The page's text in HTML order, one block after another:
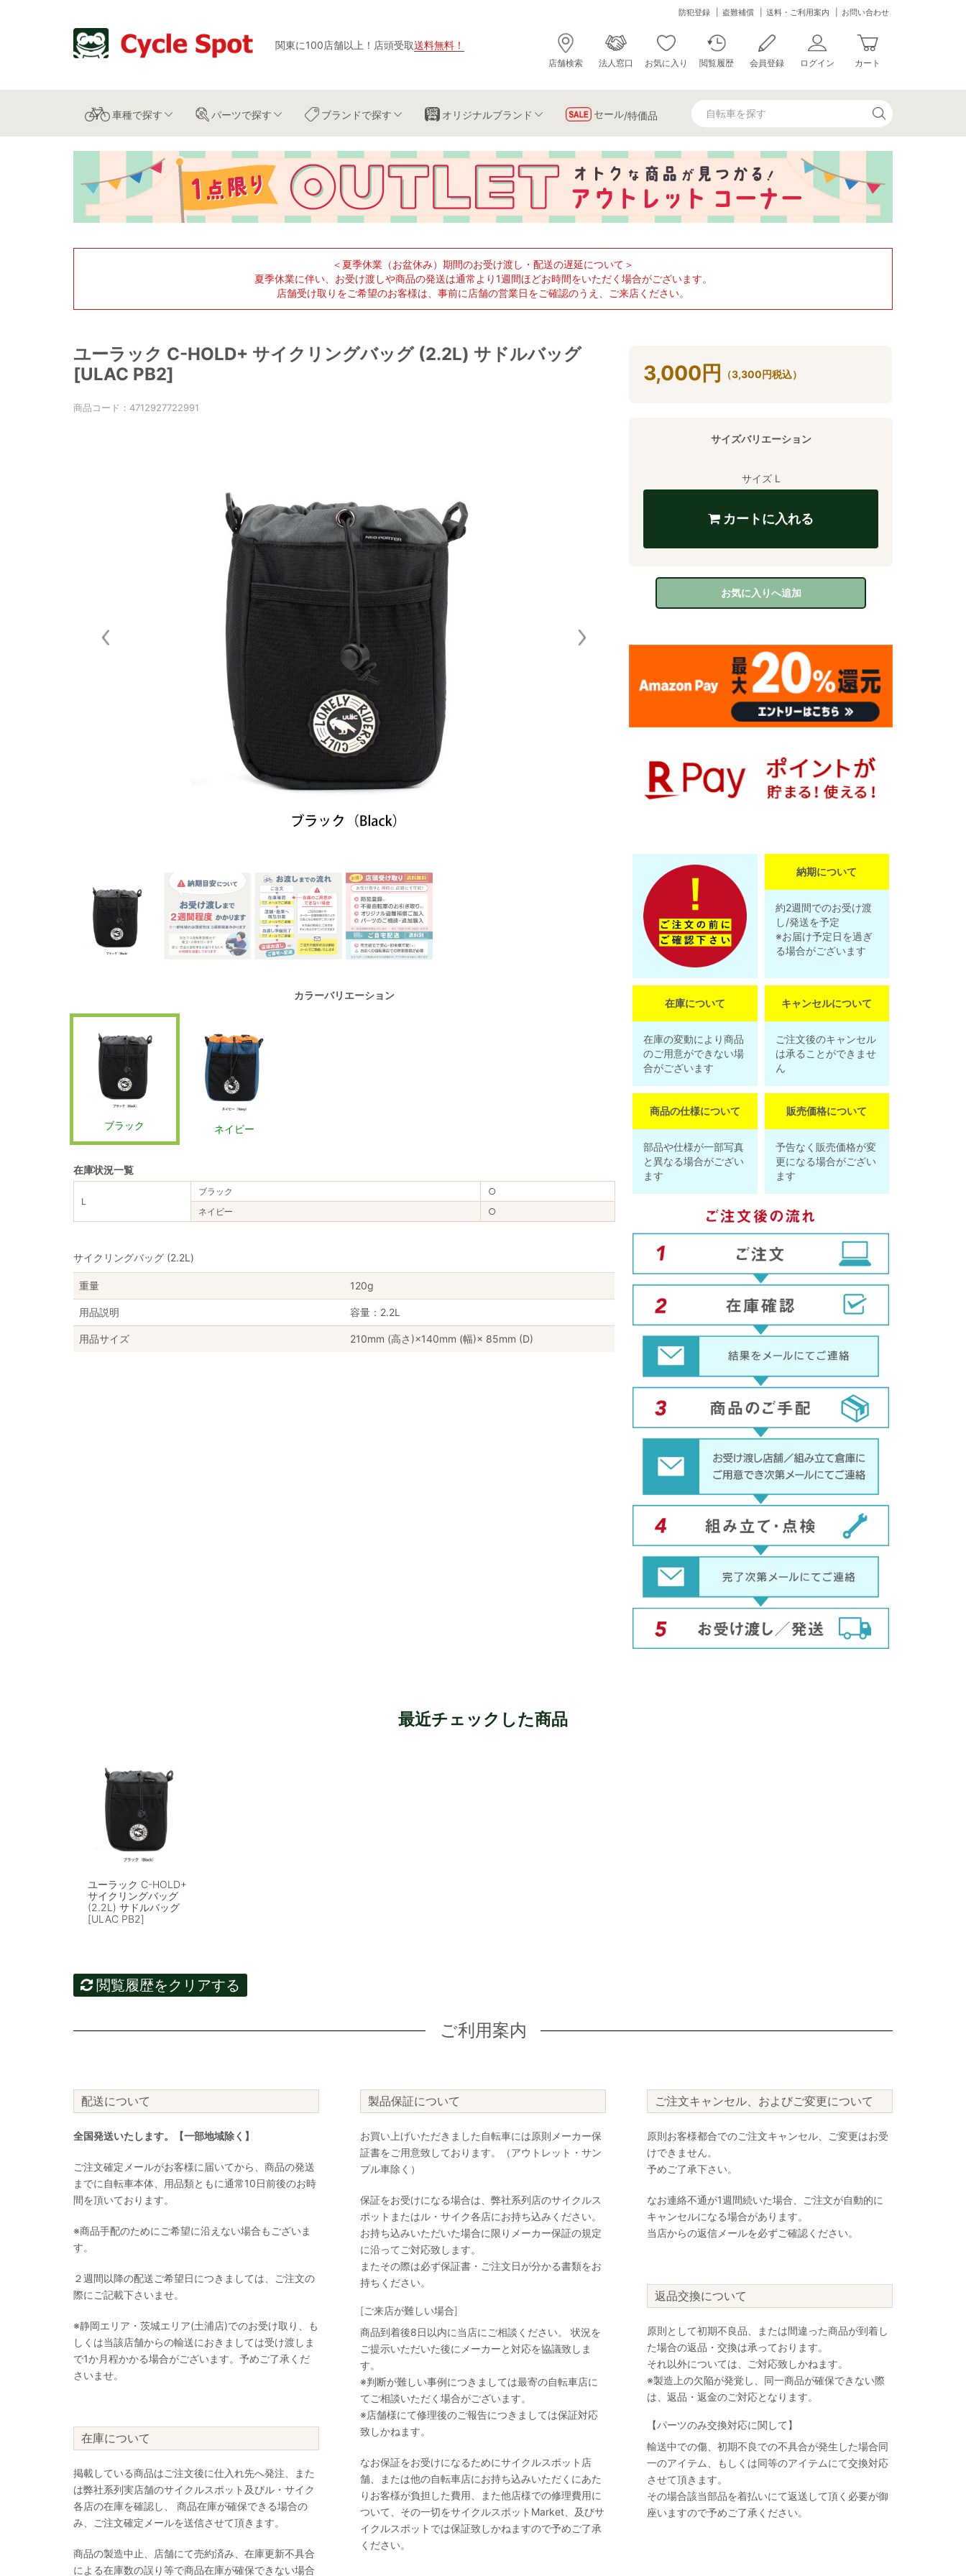
関東に100店舗以上 ！ 店頭受取送料無料 ！
防犯登録 盗難補償 送料・ご利用案内 お問い合わせ
店舗検索 法人窓口 お気に入り 閲覧履歴 会員登録 ログイン カート
車種で探す パーツで探す ブランドで探す オリジナルブランド セール/特価品
＜夏季休業（お盆休み）期間のお受け渡し・配送の遅延について＞
夏季休業に伴い、お受け渡しや商品の発送は通常より1週間ほどお時間をいただく場合がございます。
店舗受け取りをご希望のお客様は、事前に店舗の営業日をご確認のうえ、ご来店ください。
ユーラック C-HOLD+ サイクリングバッグ (2.2L) サドルバッグ
[ULAC PB2]
商品コード： 4712927722991
カラーバリエーション
ブラック ネイビー
在庫状況一覧
L
ブラック
○
ネイビー
○
サイクリングバッグ (2.2L)
重量 120g
用品説明 容量：2.2L
用品サイズ 210mm (高さ)×140mm (幅)× 85mm (D)
3,000 円 （3,300円税込）
サイズバリエーション
サイズ L
カートに入れる
お気に入りへ追加
納期について
約2週間でのお受け渡
し/発送を予定
※お届け予定日を過ぎ
る場合がございます
在庫について
在庫の変動により商品
のご用意ができない場
合がございます
キャンセルについて
ご注文後のキャンセル
は承ることができませ
ん
商品の仕様について
部品や仕様が一部写真
と異なる場合がござい
ます
販売価格について
予告なく販売価格が変
更になる場合がござい
ます
最近チェックした商品
ユーラック C-HOLD+
サイクリングバッグ
(2.2L) サドルバッグ
[ULAC PB2]
閲覧履歴をクリアする
ご利用案内
配送について
全国発送いたします。【一部地域除く】
ご注文確定メールがお客様に届いてから、商品の発送
までに自転車本体、用品類ともに通常10日前後のお時
間を頂いております。
※商品手配のためにご希望に沿えない場合もございま
す。
２週間以降の配送ご希望日につきましては、ご注文の
際にご記載下さいませ。
※静岡エリア・茨城エリア(土浦店)でのお受け取り、も
しくは当該店舗からの輸送におきましては受け渡しま
で1か月程かかる場合がございます。予めご了承くだ
さいませ。
在庫について
掲載している商品はご注文後に仕入れ先へ発注、また
は弊社系列実店舗のサイクルスポット及びル・サイク
各店の在庫を確認し、 商品在庫が確保できる場合の
み、ご注文確定メールを送信させて頂きます。
商品の製造中止、店舗にて売約済み、在庫更新不具合
による在庫数の誤り等で商品在庫が確保できない場合
製品保証について
お買い上げいただきました自転車には原則メーカー保
証書をご用意致しております。（アウトレット・サン
プル車除く）
保証をお受けになる場合は、弊社系列店のサイクルス
ポットまたはル・サイク各店にお持ち込みください。
お持ち込みいただいた場合に限りメーカー保証の規定
に沿ってご対応致します。
またその際は必ず保証書・ご注文日が分かる書類をお
持ちください。
[ご来店が難しい場合]
商品到着後8日以内に当店にご相談ください。 状況を
ご提示いただいた後にメーカーと対応を協議致しま
す。
※判断が難しい事例につきましては最寄の自転車店に
てご相談いただく場合がございます。
※店舗様にて修理後のご報告につきましては保証対応
致しかねます。
なお保証をお受けになるためにサイクルスポット店
舗、または他の自転車店にお持ち込みいただくにあた
りお客様が負担した費用、また他店様での修理費用に
ついて、その一切をサイクルスポットMarket、及びサ
イクルスポットでは保証致しかねますので予めご了承
ください。
ご注文キャンセル、およびご変更について
原則お客様都合でのご注文キャンセル、ご変更はお受
けできません。
予めご了承下さい。
なお連絡不通が1週間続いた場合、ご注文が自動的に
キャンセルになる場合があります。
当店からの返信メールを必ずご確認ください。
返品交換について
原則として初期不良品、または間違った商品が到着し
た場合の返品・交換は承っております。
それ以外については、ご対応致しかねます。
※製造上の欠陥が発覚し、同一商品が確保できない際
は、返品・返金のご対応となります。
【パーツのみ交換対応に関して】
輸送中での傷、初期不良での不具合が発生した場合同
一のアイテム、もしくは同等のアイテムにて交換対応
させて頂きます。
その場合該当部品を着払いにて返送して頂く必要が御
座いますので予めご了承ください。